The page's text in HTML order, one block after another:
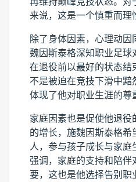
来说，这是一个慎重而理
除了身体因素，心理动
魏因斯泰格深知职业足
在退役前以最好的状态
不是被迫在竞技下滑中
体现了他对职业生涯的尊
家庭因素也是促使他退
的增长，施魏因斯泰格
人，参与孩子成长与家
强调，家庭的支持和陪
要，这也是他选择告别职